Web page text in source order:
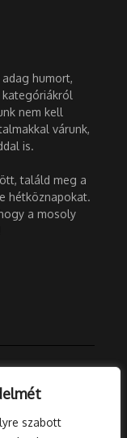
szabott
humort,
nem kell
várunk,
is.
találd meg a
hétköznapokat.
a mosoly